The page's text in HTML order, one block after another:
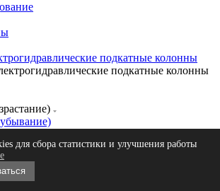
подкатные колонны
подкатные колонны
для сбора статистики и улучшения работы